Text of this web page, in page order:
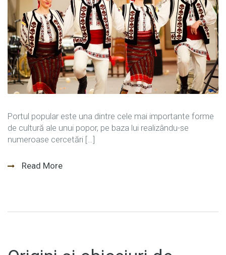
Portul popular este una dintre cele mai importante forme
de cultură ale unui popor, pe baza lui realizându-se
numeroase cercetări […]
Read More